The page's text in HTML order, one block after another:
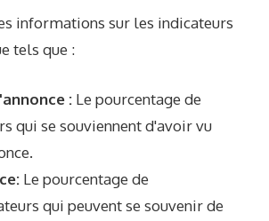
informations sur les indicateurs
tels que :
: Le pourcentage de
qui se souviennent d'avoir vu
Le pourcentage de
qui peuvent se souvenir de